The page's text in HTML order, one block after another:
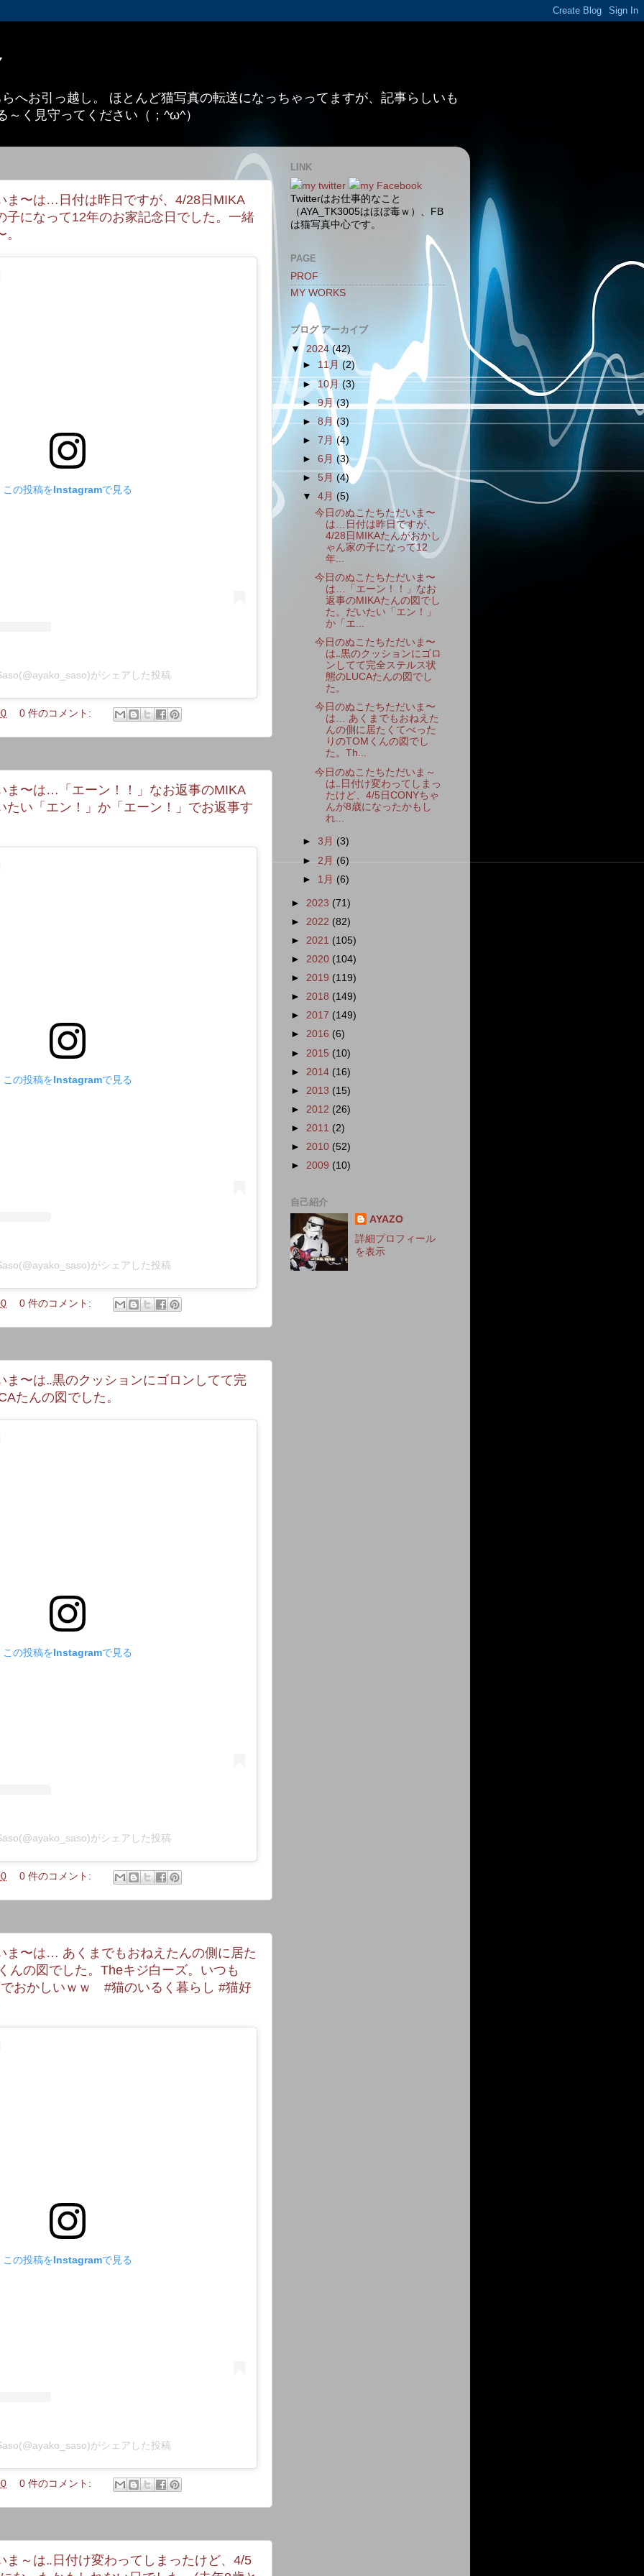
へお引っ越し。 ほとんど猫写真の転送になっちゃってますが、記事らしいも
～く見守ってください（；^ω^）
ま〜は…日付は昨日ですが、4/28日MIKA
子になって12年のお家記念日でした。一緒
この投稿をInstagramで見る
がシェアした投稿
0 件のコメント:
ま〜は…「エーン！！」なお返事のMIKA
たい「エン！」か「エーン！」でお返事す
この投稿をInstagramで見る
がシェアした投稿
0 件のコメント:
ま〜は‥黒のクッションにゴロンしてて完
たんの図でした。
この投稿をInstagramで見る
がシェアした投稿
0 件のコメント:
ま〜は… あくまでもおねえたんの側に居た
んの図でした。Theキジ白ーズ。いつも
おかしいｗｗ #猫のいるく暮らし #猫好
この投稿をInstagramで見る
がシェアした投稿
0 件のコメント:
ま～は‥日付け変わってしまったけど、4/5
LINK
my twitter
my Facebook
Twitterはお仕事的なこと
（AYA_TK3005はほぼ毒ｗ）、FB
は猫写真中心です。
PAGE
PROF
MY WORKS
ブログ アーカイブ
▼ 2024(42)
► 11月(2)
►10月(3)
►9月(3)
►8月(3)
►7月(4)
►6月(3)
►5月(4)
▼4月(5)
今日のぬこたちただいま〜
は…日付は昨日ですが、
4/28日MIKAたんがおかし
ゃん家の子になって12
年...
今日のぬこたちただいま〜
は…「エーン！！」なお
返事のMIKAたんの図でし
た。だいたい「エン！」
か「エ...
今日のぬこたちただいま〜
は‥黒のクッションにゴロ
ンしてて完全ステルス状
態のLUCAたんの図でし
た。
今日のぬこたちただいま〜
は… あくまでもおねえた
んの側に居たくてべった
りのTOMくんの図でし
た。Th...
今日のぬこたちただいま～
は‥日付け変わってしまっ
たけど、4/5日CONYちゃ
んが8歳になったかもし
れ...
►3月 (3)
►2月(6)
► 1月 (6)
► 2023 (71)
► 2022 (82)
► 2021 (105)
► 2020 (104)
► 2019 (119)
► 2018 (149)
► 2017 (149)
► 2016 (6)
► 2015 (10)
► 2014 (16)
► 2013 (15)
► 2012 (26)
► 2011 (2)
► 2010 (52)
► 2009 (10)
自己紹介
AYAZO
詳細プロフィール
を表示